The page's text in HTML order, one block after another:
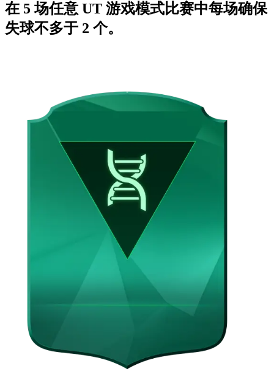
在 5 场任意 UT 游戏模式比赛中每场确保
失球不多于 2 个。